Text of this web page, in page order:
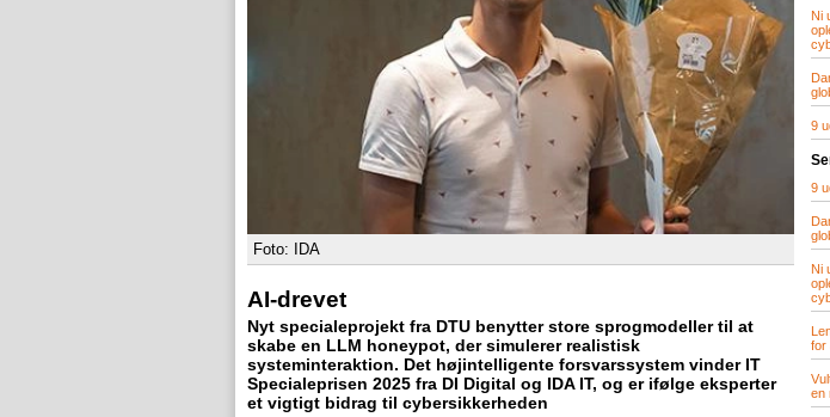
Foto: IDA
AI-drevet
Nyt specialeprojekt fra DTU benytter store sprogmodeller til at
skabe en LLM honeypot, der simulerer realistisk
systeminteraktion. Det højintelligente forsvarssystem vinder IT
Specialeprisen 2025 fra DI Digital og IDA IT, og er ifølge eksperter
et vigtigt bidrag til cybersikkerheden
Ni
9
9
Ni
for
en